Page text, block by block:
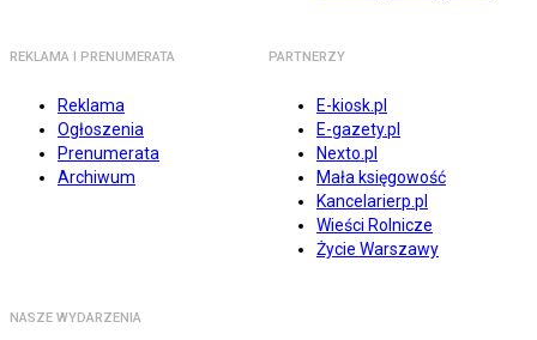
REKLAMA I PRENUMERATA
Reklama
Ogłoszenia
Prenumerata
Archiwum
PARTNERZY
E-kiosk.pl
E-gazety.pl
Nexto.pl
Mała księgowość
Kancelarierp.pl
Wieści Rolnicze
Życie Warszawy
NASZE WYDARZENIA